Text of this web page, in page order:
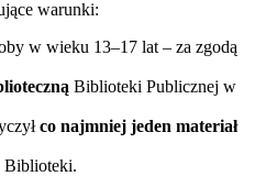
warunki:
w wieku 13–17 lat – za zgodą
Biblioteki Publicznej w
co najmniej jeden materiał
Biblioteki.